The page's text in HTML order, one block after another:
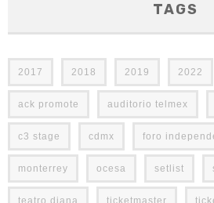
TAGS
2017 2018 2019 2022
ack promote auditorio telmex
c3 stage cdmx foro
monterrey ocesa setlist